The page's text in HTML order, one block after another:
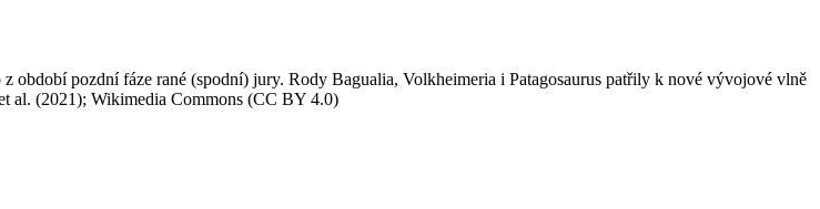
období pozdní fáze rané (spodní) jury. Rody Bagualia, Volkheimeria i Patagosaurus patřily k nové vývojové vlně
al. (2021); Wikimedia Commons (CC BY 4.0)